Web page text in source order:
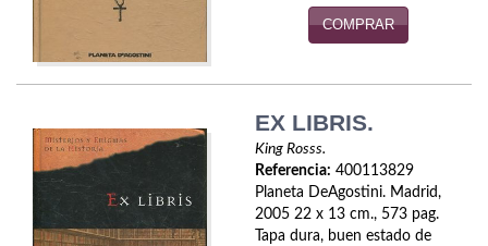
Novela fantástica
Novela histórica
Novela negra
Novela romántica
COMPRAR
EX LIBRIS.
King Rosss.
Referencia: 400113829
Planeta DeAgostini. Madrid,
2005 22 x 13 cm., 573 pag.
Tapa dura, buen estado de